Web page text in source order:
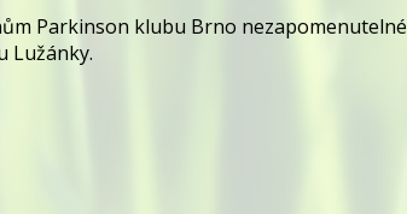
Parkinson klubu Brno nezapomenutelné
Lužánky.